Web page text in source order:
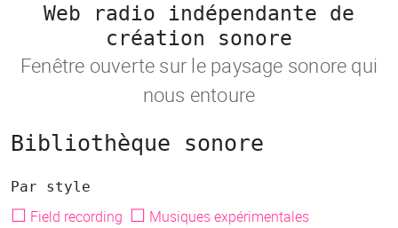
Web radio indépendante de
création sonore
Fenêtre ouverte sur le paysage sonore qui
nous entoure
Bibliothèque sonore
Par style
☐ Field recording ☐ Musiques expérimentales